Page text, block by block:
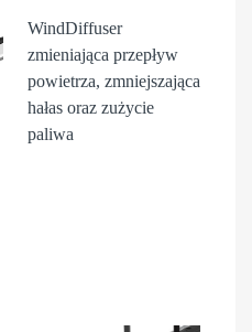
WindDiffuser
zmieniająca przepływ
powietrza, zmniejszająca
hałas oraz zużycie
paliwa